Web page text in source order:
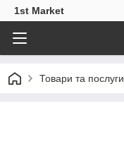
1st Market
Товари та послуги